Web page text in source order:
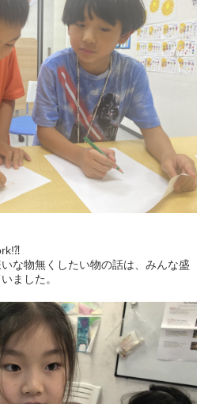
な物無くしたい物の話は、みんな盛
ました。